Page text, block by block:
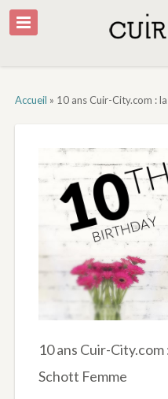
Accueil » 10 ans Cuir-City.com :
10 ans Cuir-
Schott Femme